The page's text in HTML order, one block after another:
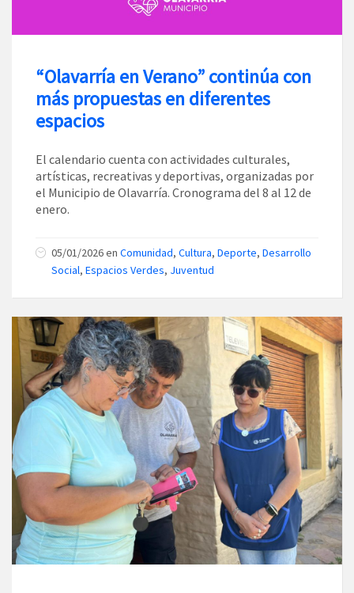
“Olavarría en Verano” continúa con
más propuestas en diferentes
espacios
El calendario cuenta con actividades culturales,
artísticas, recreativas y deportivas, organizadas por
el Municipio de Olavarría. Cronograma del 8 al 12 de
enero.
05/01/2026en Comunidad, Cultura, Deporte, Desarrollo
Social, Espacios Verdes, Juventud